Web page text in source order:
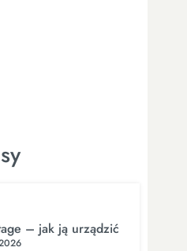
– jak ją urządzić